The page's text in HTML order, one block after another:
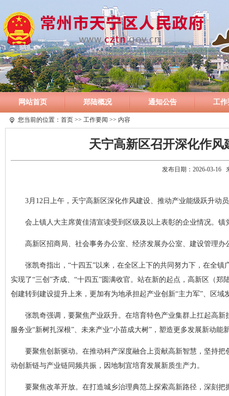
网站首页 郑陆概况 通知公告 工作
您当前的位置： 首页 >> 工作要闻 >> 内容
天宁高新区召开深化作
发布日期：2026-03-16
3月12日上午，天宁高新区深化作风建设、推动产业能级跃升动
会上镇人大主席黄佳清宣读受到区级及以上表彰的企业情况。
高新区招商局、社会事务办公室、经济发展办公室、建设管理
张凯奇指出，“十四五”以来，在全区上下的共同努力下，在全
实现了“三创”齐成、“十四五”圆满收官。站在新的起点，高新区（
创建转到建设提升上来，更加有为地承担起产业创新“主力军”、区
张凯奇强调，要聚焦产业跃升。在培育特色产业集群上扛起高
服务业“新树扎深根”、未来产业“小苗成大树”，塑造更多发展新动能
要聚焦创新驱动。在推动科产深度融合上贡献高新智慧，坚持
动创新链与产业链同频共振，因地制宜培育发展新质生产力。
要聚焦改革开放。在打造城乡治理典范上探索高新路径，深刻